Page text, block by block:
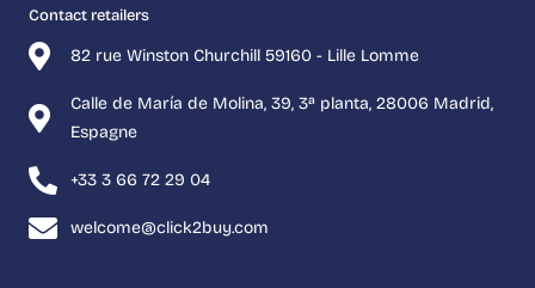
82 rue Winston Churchill 59160 - Lille Lomme
Calle de María de Molina, 39, 3ª planta, 28006 Madrid,
Espagne
+33 3 66 72 29 04
welcome@click2buy.com
Contact retailers